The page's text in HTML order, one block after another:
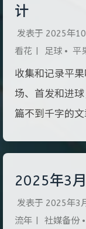
计
发表于 2025年
看花
足球 • 平
收集和记录平
场、首发和进
篇不到千字的文
2025年3
发表于 2025年3
流年
社媒备份 •